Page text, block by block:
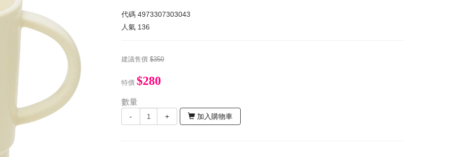
代碼 4973307303043
人氣 136
建議售價 $350
特價 $280
數量
- + 加入購物車